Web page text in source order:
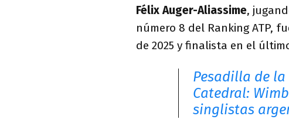
Félix Auger-Aliassime,
número 8 del Ranking ATP,
de 2025 y finalista en el
Pesadilla de
Catedral:
singlistas